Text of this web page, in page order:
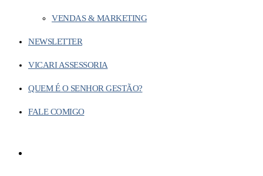
VENDAS & MARKETING
NEWSLETTER
VICARI ASSESSORIA
QUEM É O SENHOR GESTÃO?
FALE COMIGO